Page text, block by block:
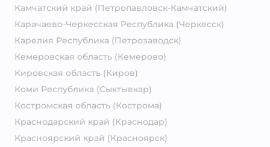
Камчатский край (Петропавловск-Камчатский)
Карачаево-Черкесская Республика (Черкесск)
Карелия Республика (Петрозаводск)
Кемеровская область (Кемерово)
Кировская область (Киров)
Коми Республика (Сыктывкар)
Костромская область (Кострома)
Краснодарский край (Краснодар)
Красноярский край (Красноярск)